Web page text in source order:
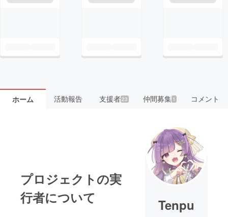
ホーム 活動報告 支援者 23 仲間募集 1 コメント
プロジェクトの実
行者について
Tenpu